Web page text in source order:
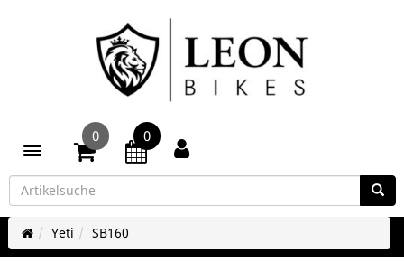
Toggle navigation
0 0
Yeti SB160